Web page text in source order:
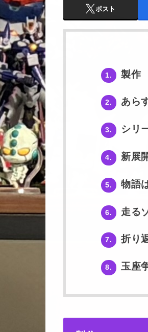
ポスト
1. 製作
2. あら
3. シリ
4. 新展
5. 物語
6. 走る
7. 折り
8. 玉座